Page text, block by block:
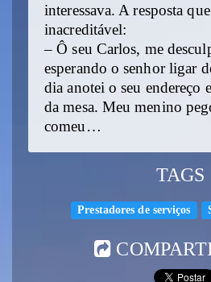
interessava. A resposta
inacreditável:
– Ô seu Carlos, me
esperando o senhor ligar
dia anotei o seu endereço
da mesa. Meu menino
comeu…
TAGS
Prestadores de serviços